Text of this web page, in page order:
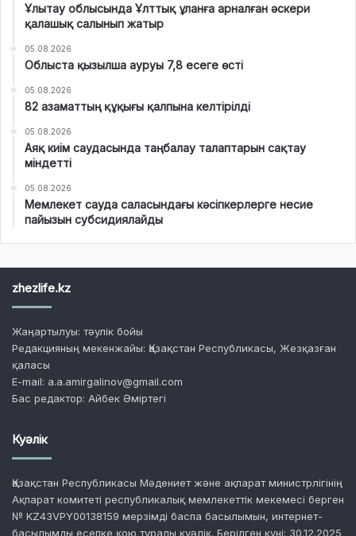
Ұлытау облысында Ұлттық ұланға арналған әскери
қалашық салынып жатыр
05.08.2026
Облыста қызылша ауруы 7,8 есеге өсті
05.08.2026
82 азаматтың құқығы қалпына келтірілді
05.08.2026
Аяқ киім саудасында таңбалау талаптарын сақтау
міндетті
05.08.2026
Мемлекет сауда саласындағы кәсіпкерлерге несие
пайызын субсидиялайды
zhezlife.kz
Жаңартылуы: тәулік бойы
Редакцияның мекенжайы: Қазақстан Республикасы, Жезқазған
қаласы
E-mail: a.a.amirgalinov@gmail.com
Бас редактор: Айбек Әміртегі
Куәлік
Қазақстан Республикасы Мәдениет және ақпарат министрлігінің
Ақпарат комитеті республикалық мемлекеттік мекемесі берген
№ KZ43VPY00138159 мерзімді баспа басылымын, интернет-
басылымды есепке қою туралы куәлік. Берілген күні: 30.12.2025